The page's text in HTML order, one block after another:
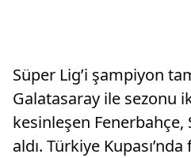
Süper Lig’i şampiyon
Galatasaray ile sezonu
kesinleşen Fenerbahçe,
aldı. Türkiye